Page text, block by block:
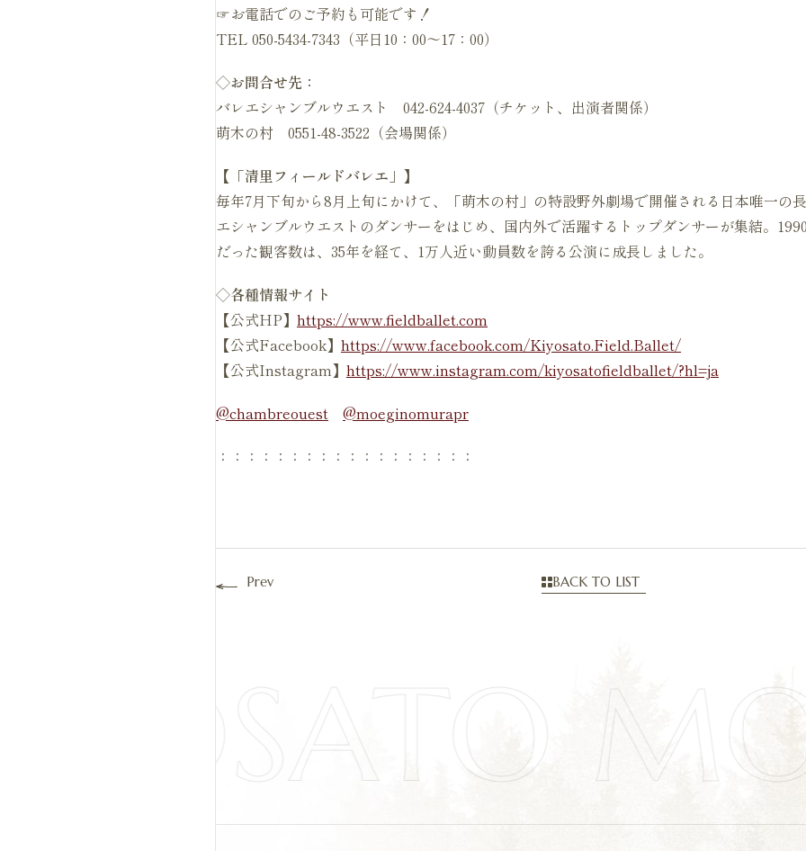
☞お電話でのご予約も可能です！
TEL 050-5434-7343（平日10：00～17：00）
◇お問合せ先：
バレエシャンブルウエスト 042-624-4037（チケット、出演者関係）
萌木の村 0551-48-3522（会場関係）
【「清里フィールドバレエ」】
毎年7月下旬から8月上旬にかけて、「萌木の村」の特設野外劇場で開催される日本唯一の
エシャンブルウエストのダンサーをはじめ、国内外で活躍するトップダンサーが集結。
だった観客数は、35年を経て、1万人近い動員数を誇る公演に成長しました。
◇各種情報サイト
【公式HP】 https://www.fieldballet.com
【公式Facebook】 https://www.facebook.com/Kiyosato.Field.Ballet/
【公式Instagram】 https://www.instagram.com/kiyosatofieldballet/?hl=ja
@chambreouest
@moeginomurapr
：：：：：：：：：：：：：：：：：：
Prev BACK TO LIST